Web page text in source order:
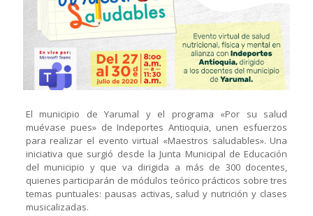
El municipio de Yarumal y el programa «Por su salud
muévase pues» de Indeportes Antioquia, unen esfuerzos
para realizar el evento virtual «Maestros saludables». Una
iniciativa que surgió desde la Junta Municipal de Educación
del municipio y que va dirigida a más de 300 docentes,
quienes participarán de módulos teórico prácticos sobre tres
temas puntuales: pausas activas, salud y nutrición y clases
musicalizadas.